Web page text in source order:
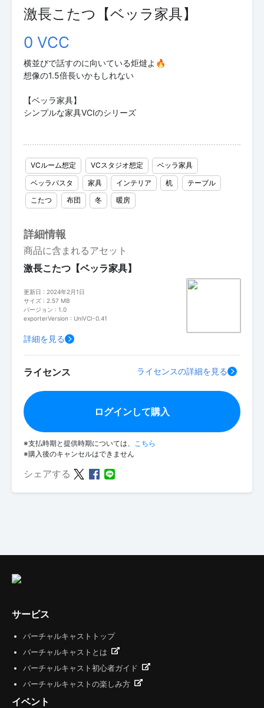
激長こたつ【ベッラ家具】
0 VCC
横並びで話すのに向いている炬燵よ🔥
想像の1.5倍長いかもしれない
【ベッラ家具】
シンプルな家具VCIのシリーズ
VCルーム想定 VCスタジオ想定
ベッラ家具
ベッラパスタ
家具 インテリア 机
テーブル
こたつ
布団 冬 暖房
詳細情報
商品に含まれるアセット
激長こたつ【ベッラ家具】
更新日 : 2024年2月1日
サイズ : 2.57 MB
バージョン : 1.0
exporterVersion : UniVCI-0.41
詳細を見る
ライセンス ライセンスの詳細を見る
ログインして購入
※支払時期と提供時期については、
こちら
※購入後のキャンセルはできません
シェアする
サービス
バーチャルキャストトップ
バーチャルキャストとは
バーチャルキャスト初心者ガイド
バーチャルキャストの楽しみ方
イベント